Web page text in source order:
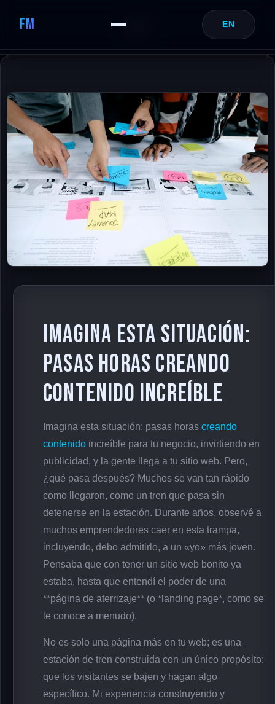
Imagina esta situación:
pasas horas creando
contenido increíble
Imagina esta situación: pasas horas creando
contenido increíble para tu negocio, invirtiendo en
publicidad, y la gente llega a tu sitio web. Pero,
¿qué pasa después? Muchos se van tan rápido
como llegaron, como un tren que pasa sin
detenerse en la estación. Durante años, observé a
muchos emprendedores caer en esta trampa,
incluyendo, debo admitirlo, a un «yo» más joven.
Pensaba que con tener un sitio web bonito ya
estaba, hasta que entendí el poder de una
**página de aterrizaje** (o *landing page*, como se
le conoce a menudo).
No es solo una página más en tu web; es una
estación de tren construida con un único propósito:
que los visitantes se bajen y hagan algo
específico. Mi experiencia construyendo y
FM EN